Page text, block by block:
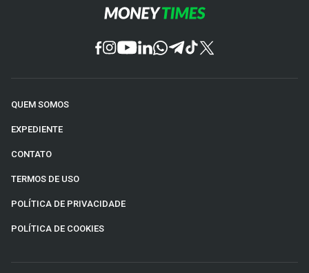
QUEM SOMOS
EXPEDIENTE
CONTATO
TERMOS DE USO
POLÍTICA DE PRIVACIDADE
POLÍTICA DE COOKIES